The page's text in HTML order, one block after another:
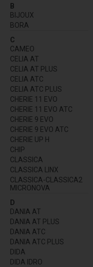
B
BIJOUX
BORA
C
CAMEO
CELIA AT
CELIA AT PLUS
CELIA ATC
CELIA ATC PLUS
CHERIE 11 EVO
CHERIE 11 EVO ATC
CHERIE 9 EVO
CHERIE 9 EVO ATC
CHERIE UP H
CHIP
CLASSICA
CLASSICA LINX
CLASSICA-CLASSICA2
MICRONOVA
D
DANIA AT
DANIA AT PLUS
DANIA ATC
DANIA ATC PLUS
DIDA
DIDA IDRO